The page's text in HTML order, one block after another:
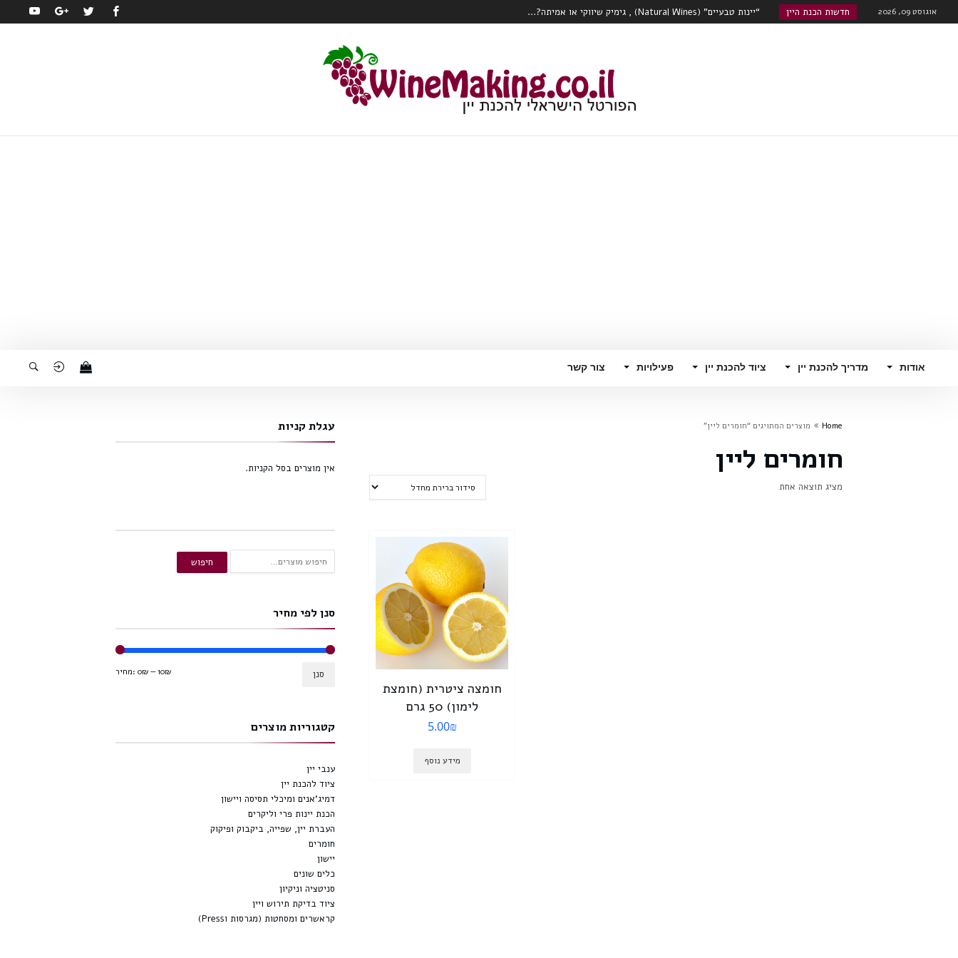
אוגוסט 09, 2026 חדשות הכנת היין
“יינות טבעיים” (Natural Wines) , גימיק שיווקי או אמיתה?...
האם הודו היא סין הבאה מבחינת שוק צרכני יין?...
אודות מדריך להכנת יין ציוד להכנת יין פעילויות צור קשר
Home מוצרים המתויגים “חומרים ליין”
חומרים ליין
מציג תוצאה אחת
חומצה ציטרית (חומצת
לימון) 50 גרם
5.00₪
מידע נוסף
עגלת קניות
אין מוצרים בסל הקניות.
עבור:
חיפוש
סנן לפי מחיר
סנן מחיר: 0₪ —10₪
קטגוריות מוצרים
ענבי יין
ציוד להכנת יין
דמיג'אנים ומיכלי תסיסה ויישון
הכנת יינות פרי וליקרים
העברת יין, שפייה, ביקבוק ופיקוק
חומרים
יישון
כלים שונים
סניטציה וניקיון
ציוד בדיקת תירוש ויין
קראשרים ומסחטות (מגרסות וPress)